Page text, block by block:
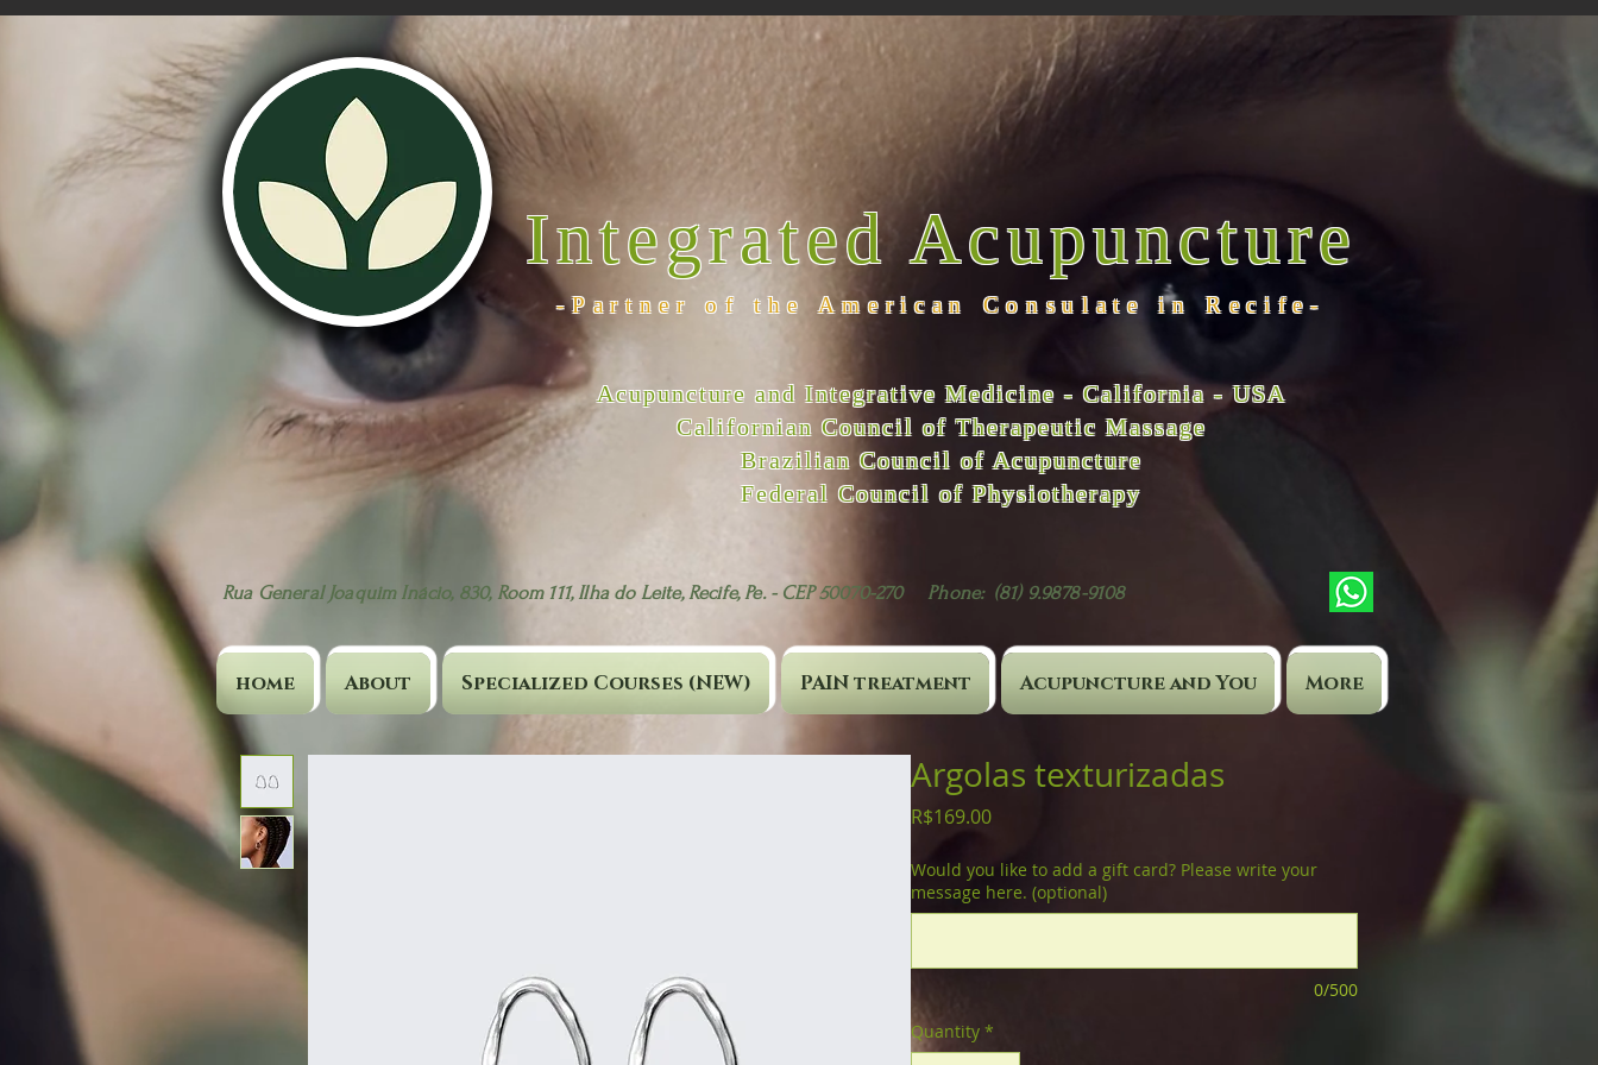
Integrated Acupuncture
-Partner of the American Consulate in Recife-
Acupuncture and Integrative Medicine - California - USA
Californian Council of Therapeutic Massage
Brazilian Council of Acupuncture
Federal Council of Physiotherapy
Rua General Joaquim Inácio, 830, Room 111, Ilha do Leite, Recife, Pe. - CEP 50070-270 Phone: (81) 9.9878-9108
home About Specialized Courses (NEW) PAIN treatment Acupuncture and You More
Argolas texturizadas
R$169.00Price
Would you like to add a gift card? Please write your
message here. (optional)
0/500
Quantity *